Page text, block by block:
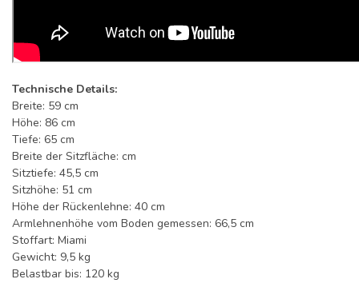
Technische Details:
Breite: 59 cm
Höhe: 86 cm
Tiefe: 65 cm
Breite der Sitzfläche: cm
Sitztiefe: 45,5 cm
Sitzhöhe: 51 cm
Höhe der Rückenlehne: 40 cm
Armlehnenhöhe vom Boden gemessen: 66,5 cm
Stoffart: Miami
Gewicht: 9,5 kg
Belastbar bis: 120 kg